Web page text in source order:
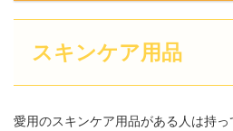
スキンケア用品
愛用のスキンケア用品がある人は持